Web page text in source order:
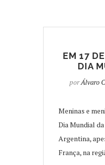
EM 17
DIA
porÁlvaro
Meninas e
Dia Mundial
Argentina,
França, na